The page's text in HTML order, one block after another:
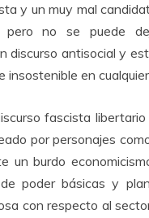
y un muy mal
pero no se puede
discurso antisocial y
insostenible en
fascista
por personajes
un burdo
poder básicas y
con respecto al